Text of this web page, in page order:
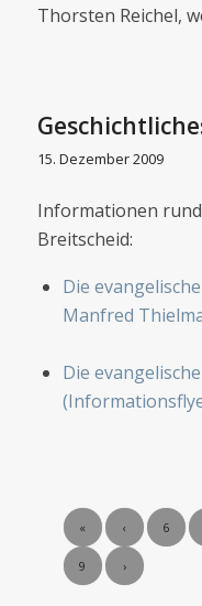
Thorsten Reichel,
15. Dezember 2009
Informationen
Breitscheid:
Die
Manfred
Die
« ‹ 6
9 ›